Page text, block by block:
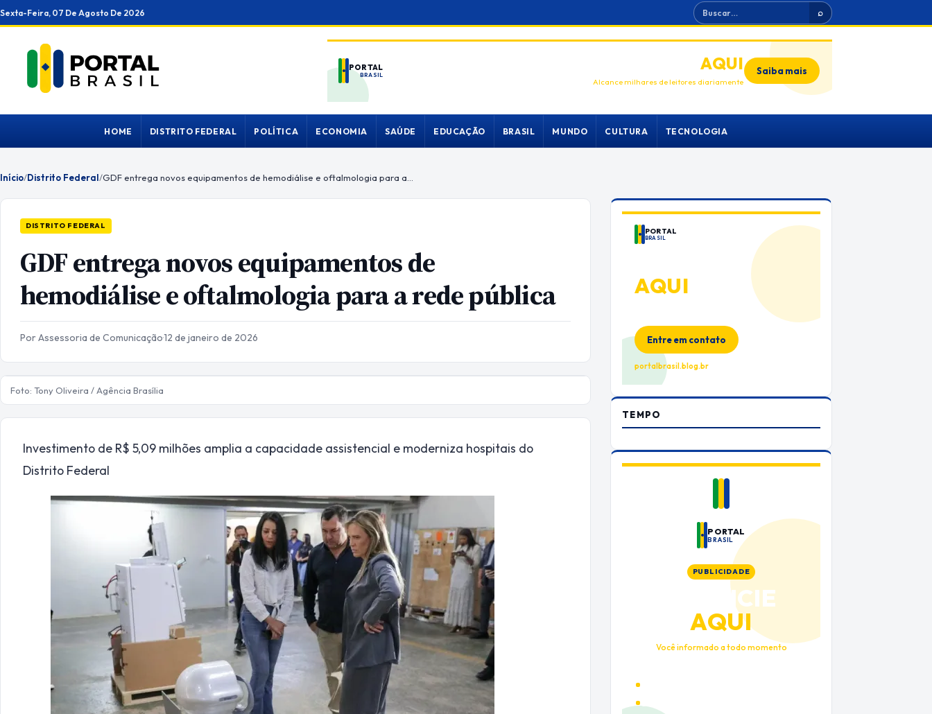
Ir
para
conteúdo
Sexta-Feira, 07 De Agosto De 2026 Buscar ⌕
PORTAL
BRASIL
ANUNCIEAQUI
Alcance milhares de leitores diariamente
Saiba mais
HOME DISTRITO FEDERAL POLÍTICA ECONOMIA SAÚDE EDUCAÇÃO BRASIL MUNDO CULTURA TECNOLOGIA
Início/Distrito Federal/
DISTRITO FEDERAL
GDF entrega novos equipamentos de
hemodiálise e oftalmologia para a rede pública
Por Assessoria de Comunicação·12 de janeiro de 2026
Foto: Tony Oliveira / Agência Brasília
Investimento de R$ 5,09 milhões amplia a capacidade assistencial e moderniza hospitais do
Distrito Federal
PORTAL
BRASIL
AQUI
Espaço premium para sua marca
Entre em contato
portalbrasil.blog.br
TEMPO
PORTAL
BRASIL
PUBLICIDADE
ANUNCIE
AQUI
Você informado a todo momento